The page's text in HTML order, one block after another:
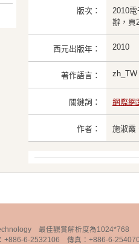
版次：
2010
辦，頁
西元出版年： 2010
著作語言： zh_TW
關鍵詞： 網際網
作者： 施淑霞
最佳觀賞解析度為1024*768
+886-6-2532106 傳真：+886-6-